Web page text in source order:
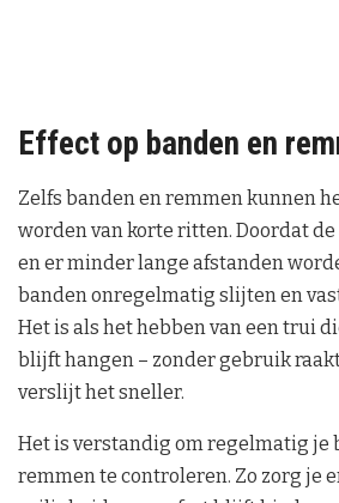
Effect op banden en
Zelfs banden en remmen kunnen
worden van korte ritten. Doordat
en er minder lange afstanden
banden onregelmatig slijten en
Het is als het hebben van een trui
blijft hangen – zonder gebruik
verslijt het sneller.
Het is verstandig om regelmatig je
remmen te controleren. Zo zorg je